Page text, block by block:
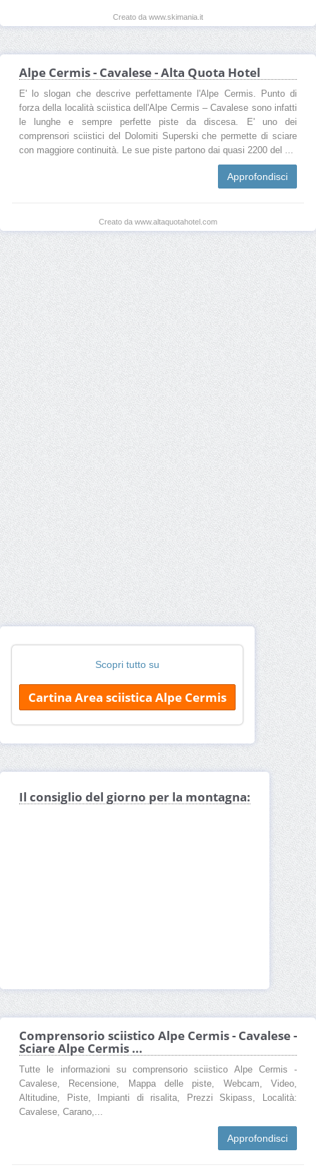
Creato da www.skimania.it
Alpe Cermis - Cavalese - Alta Quota Hotel
E' lo slogan che descrive perfettamente l'Alpe Cermis. Punto di
forza della località sciistica dell'Alpe Cermis – Cavalese sono infatti
le lunghe e sempre perfette piste da discesa. E' uno dei
comprensori sciistici del Dolomiti Superski che permette di sciare
con maggiore continuità. Le sue piste partono dai quasi 2200 del ...
Approfondisci
Creato da www.altaquotahotel.com
Scopri tutto su
Cartina Area sciistica Alpe Cermis
Il consiglio del giorno per la montagna:
Comprensorio sciistico Alpe Cermis - Cavalese -
Sciare Alpe Cermis ...
Tutte le informazioni su comprensorio sciistico Alpe Cermis -
Cavalese, Recensione, Mappa delle piste, Webcam, Video,
Altitudine, Piste, Impianti di risalita, Prezzi Skipass, Località:
Cavalese, Carano,...
Approfondisci